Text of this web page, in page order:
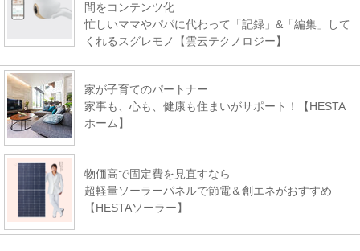
間をコンテンツ化
忙しいママやパパに代わって「記録」&「編集」して
くれるスグレモノ【雲云テクノロジー】
家が子育てのパートナー
家事も、心も、健康も住まいがサポート！【HESTA
ホーム】
物価高で固定費を見直すなら
超軽量ソーラーパネルで節電＆創エネがおすすめ
【HESTAソーラー】